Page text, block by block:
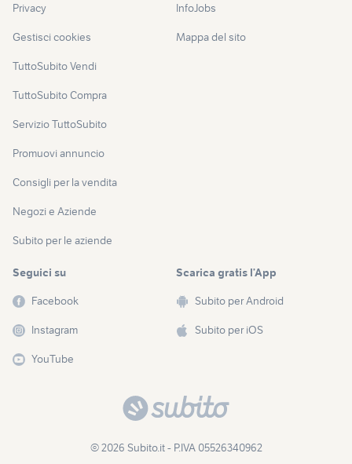
Privacy
Gestisci cookies
TuttoSubito Vendi
TuttoSubito Compra
Servizio TuttoSubito
Promuovi annuncio
Consigli per la vendita
Negozi e Aziende
Subito per le aziende
InfoJobs
Mappa del sito
Seguici su
Facebook
Instagram
YouTube
Scarica gratis l’App
Subito per Android
Subito per iOS
© 2026 Subito.it - P.IVA 05526340962